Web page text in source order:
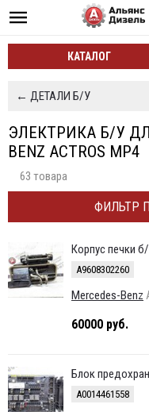
КАТАЛОГ
← ДЕТАЛИ Б/У
ЭЛЕКТРИКА Б/У
BENZ ACTROS MP4
63 товара
ФИЛЬТР
Корпус печки
A9608302260
Mercedes-Benz
60000 руб.
Блок
A0014461558